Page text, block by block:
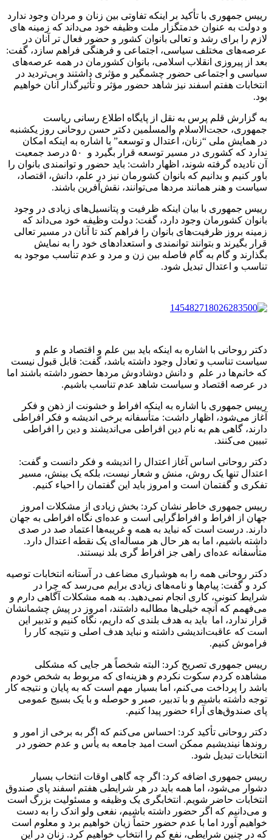
رییس‌ جمهوری با تأکید بر اینکه تفاوتی بین زنان و مردان وجود ندارد
و دولت به عنوان خدمتگزار ملت وظیفه خود می‌داند که زمینه های
لازم را برای رشد و تعالی بانوان کشور و حضور فعال تر آنان در
عرصه‌های مختلف سیاسی، اجتماعی و فرهنگی فراهم سازد، گفت:
بعد از پیروزی انقلاب اسلامی، بانوان کشورمان در همه عرصه‌های
سیاسی و اجتماعی حضور چشمگیر و مؤثری داشتند و بی‌تردید در
انتخابات هفتم اسفند نیز شاهد حضور مؤثر و تأثیرگذار آنان خواهیم
بود.
به گزارش قلم پرس به نقل از پایگاه اطلاع رسانی ریاست
جمهوری، حجت‌الاسلام والمسلمین دکتر حسن روحانی روز یکشنبه
در همایش ملی “زنان، اعتدال و توسعه” با اشاره به اینکه امکان
ندارد که کشوری در مسیر توسعه قرار بگیرد و ۵۰ درصد جمعیت
آن نادیده گرفته شوند، اظهار داشت: باید حضور و توانمندی بانوان را
باور کنیم و بدانیم که بانوان کشورمان نیز در علم، دانش، اقتصاد،
سیاست و هنر همانند مردها می‌توانند، نقش‌آفرین باشند.
رییس‌ جمهوری با بیان اینکه ظرفیت و پتانسیل‌های زیادی در وجود
بانوان کشورمان وجود دارد، گفت: دولت وظیفه خود می‌داند که
زمینه بروز ظرفیت‌های بانوان را فراهم کند تا آنان در مسیر تعالی
قرار بگیرند و بتوانند توانمندی و استعدادهای خود را به نمایش
بگذارند و گام به گام فاصله بین زن و مرد و عدم تناسب موجود به
تناسب و اعتدال تبدیل شود.
دکتر روحانی با اشاره به اینکه باید بین علم و اقتصاد و علم و
سیاست تناسب و تعادل وجود داشته باشد، گفت: قابل قبول نیست
که خانم‌ها در علم و دانش دوشادوش مردها حضور داشته باشند اما
در عرصه اقتصاد و سیاست شاهد عدم تناسب باشیم.
رییس‌ جمهوری با اشاره به اینکه افراط و خشونت از ذهن و فکر
آغاز می‌شود، اظهار داشت: متأسفانه برخی اندیشه و فکر افراطی
دارند، گاهی هم به نام دین افراطی می‌اندیشند و دین را افراطی
تبیین می‌کنند.
دکتر روحانی اساس آغاز اعتدال را اندیشه و فکر دانست و گفت:
اعتدال تنها یک روش، منش و شعار نیست، بلکه یک بینش، مسیر
تفکری و گفتمان است و امروز باید این گفتمان را احیاء کنیم.
رییس‌ جمهوری خاطر نشان کرد: بخش زیادی از مشکلات امروز
جهان از افراط و افراط‌گرایی است و عده‌ای نگاه افراطی به جهان
دارند. درست است که نباید به همه و غریبه‌ها اعتماد صد در صدی
داشته باشیم، اما به هر حال هر مسأله‌ای یک نقطه اعتدال دارد.
متأسفانه عده‌ای راهی جز افراط گری بلد نیستند.
دکتر روحانی همه را به هوشیاری مضاعف در آستانه انتخابات توصیه
کرد و گفت: پیام‌ها و نامه‌های زیادی برایم می‌رسد که چرا در
شرایط کنونی، کاری انجام نمی‌دهید. به همه مشکلات آگاهی دارم و
می‌فهمم که آنچه خیلی‌ها مطالبه داشتند، امروز در پیش چشمانشان
قرار ندارد، اما باید به هدف بلندی که داریم، نگاه کنیم و تدبیر این
است که عاقبت‌اندیشی داشته و نباید هدف اصلی و نتیجه کار را
فراموش کنیم.
رییس‌ جمهوری تصریح کرد: البته شخصاً هر جایی که مشکلی
مشاهده کردم سکوت نکردم و هزینه‌ای که مربوط به شخص خودم
باشد را پرداخت می‌کنم، اما بسیار مهم است که به پایان و نتیجه کار
توجه داشته باشیم و با تدبیر، صبر و حوصله و با یک بسیج عمومی
پای صندوق‌های آراء حضور پیدا کنیم.
دکتر روحانی تأکید کرد: احساس می‌کنم که اگر به برخی از امور و
روندها نیندیشیم ممکن است امید جامعه به یأس و عدم حضور در
انتخابات تبدیل شود.
رییس‌ جمهوری اضافه کرد: اگر چه گاهی اوقات انتخاب بسیار
دشوار می‌شود، اما همه باید در هر شرایطی هفتم اسفند پای صندوق
انتخابات حاضر شویم. انتخابگری یک وظیفه و مسئولیت بزرگ است
و می‌دانیم که اگر حضور داشته باشیم، نفعی ولو اندک را به دست
خواهیم آورد اما با عدم حضور حتماً زیان خواهیم برد و معلوم است
که در چنین شرایطی، نفع کم را انتخاب خواهیم کرد. زنان در این